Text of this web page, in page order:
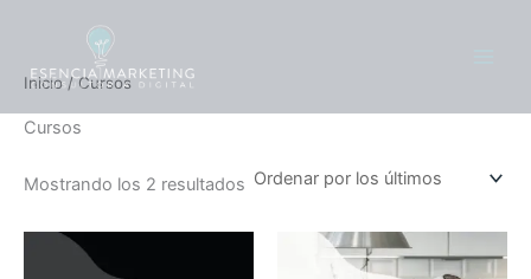
contenido
Inicio/ Cursos
Cursos
Mostrando los 2 resultados